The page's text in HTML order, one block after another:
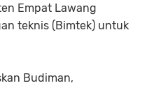
Empat Lawang
teknis (Bimtek) untuk
Budiman,